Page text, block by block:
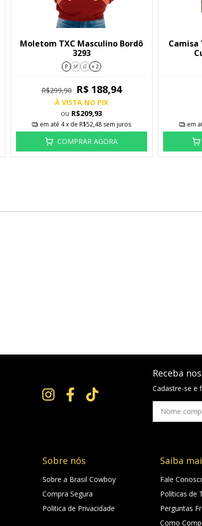
Moletom TXC Masculino Bordô
3293
P M G + 2
R$299,90 R$ 188,94
À VISTA NO PIX
ou R$209,93
em até 4x de R$52,48 sem juros
COMPRAR AGORA
Camisa
em
Receba
Cadastre-se e
Sobre nós
Sobre a Brasil Cowboy
Compra Segura
Politica de Privacidade
Saiba
Fale
Políticas de
Perguntas
Como